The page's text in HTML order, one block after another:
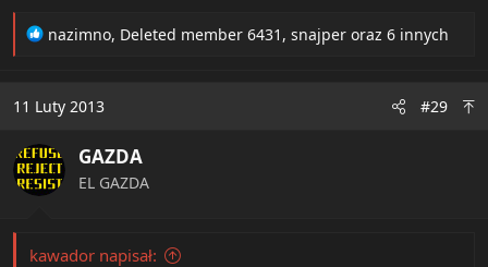
R
t
o
n
s
nazimno, Deleted member 6431 , snajper oraz 6 innych
11 Luty 2013 #29
GAZDA
EL GAZDA
kawador napisał: